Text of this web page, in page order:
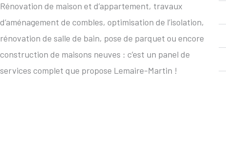
Rénovation de maison et d’appartement, travaux
d’aménagement de combles, optimisation de l’isolation,
rénovation de salle de bain, pose de parquet ou encore
construction de maisons neuves : c’est un panel de
services complet que propose Lemaire-Martin !